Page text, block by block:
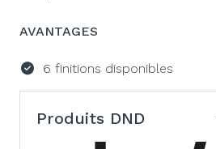
AVANTAGES
6 finitions disponibles
Produits DND